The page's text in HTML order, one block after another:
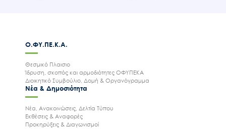
Ο.ΦΥ.ΠΕ.Κ.Α.
Θεσμικό Πλαισιο
Ίδρυση, σκοπός και αρμοδιότητες ΟΦΥΠΕΚΑ
Διοικητικό Συμβούλιο, Δομή & Οργανόγραμμα
Νέα & Δημοσιότητα
Νέα, Ανακοινώσεις, Δελτία Τύπου
Εκθέσεις & Αναφορές
Προκηρύξεις & Διαγωνισμοί